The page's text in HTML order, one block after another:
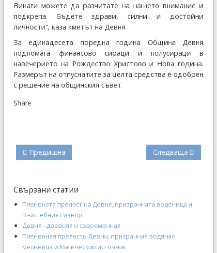
Винаги можете да разчитате на нашето внимание и
подкрепа. Бъдете здрави, силни и достойни
личности“, каза кметът на Девня.
За единадесета поредна година Община Девня
подпомага финансово сираци и полусираци в
навечерието на Рождество Христово и Нова година.
Размерът на отпуснатите за целта средства е одобрен
с решение на общинския съвет.
Share
Предишна Следваща
Свързани статии
Пленената прелест на Девня, призрачната воденица и
Вълшебният извор
Девня - древняя и современная
Плененная прелесть Девни, призрачная водяная
мельница и Магический источник